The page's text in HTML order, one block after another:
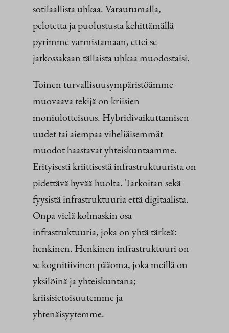
sotilaallista uhkaa. Varautumalla,
pelotetta ja puolustusta kehittämällä
pyrimme varmistamaan, ettei se
jatkossakaan tällaista uhkaa muodostaisi.
Toinen turvallisuusympäristöämme
muovaava tekijä on kriisien
moniulotteisuus. Hybridivaikuttamisen
uudet tai aiempaa viheliäisemmät
muodot haastavat yhteiskuntaamme.
Erityisesti kriittisestä infrastruktuurista on
pidettävä hyvää huolta. Tarkoitan sekä
fyysistä infrastruktuuria että digitaalista.
Onpa vielä kolmaskin osa
infrastruktuuria, joka on yhtä tärkeä:
henkinen. Henkinen infrastruktuuri on
se kognitiivinen pääoma, joka meillä on
yksilöinä ja yhteiskuntana;
kriisisietoisuutemme ja
yhtenäisyytemme.